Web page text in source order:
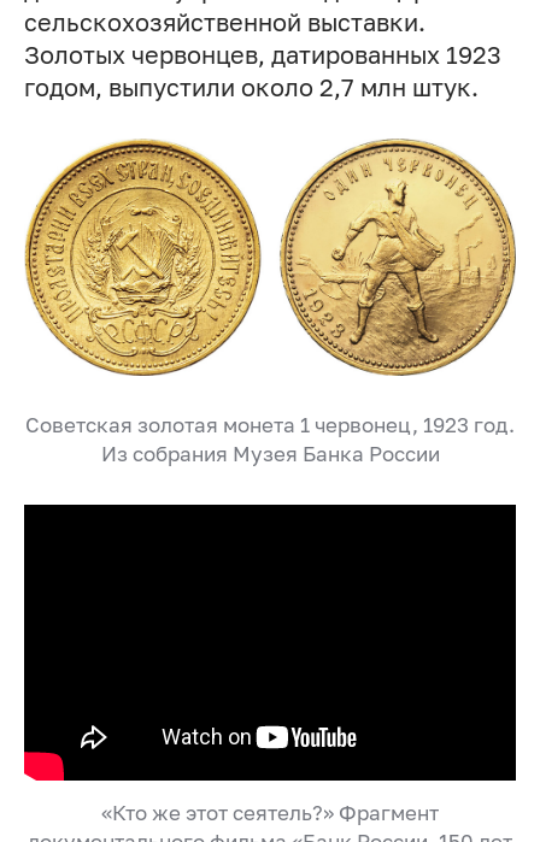
сельскохозяйственной выставки.
Золотых червонцев, датированных 1923
годом, выпустили около 2,7 млн штук.
Советская золотая монета 1 червонец, 1923 год.
Из собрания Музея Банка России
«Кто же этот сеятель?» Фрагмент